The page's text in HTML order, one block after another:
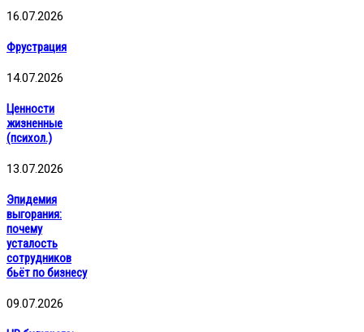
16.07.2026
Фрустрация
14.07.2026
Ценности
жизненные
(психол.)
13.07.2026
Эпидемия
выгорания:
почему
усталость
сотрудников
бьёт по бизнесу
09.07.2026